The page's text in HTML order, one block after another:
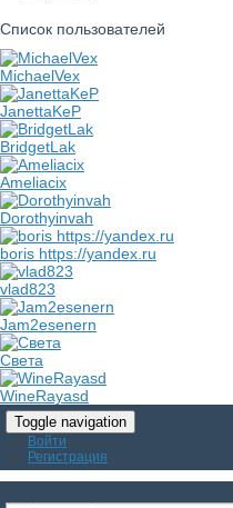
Список пользователей
MichaelVex
JanettaKeP
BridgetLak
Ameliacix
Dorothyinvah
boris https://yandex.ru
vlad823
Jam2esenern
Света
WineRayasd
Toggle navigation
Войти
Регистрация